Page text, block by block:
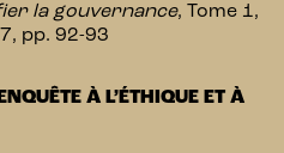
la gouvernance, Tome 1,
pp. 92-93
À L’ÉTHIQUE ET À